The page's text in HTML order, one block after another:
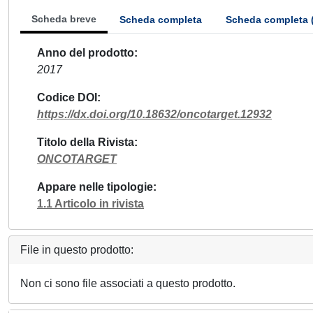
Scheda breve Scheda completa Scheda completa
Anno del prodotto
2017
Codice DOI
https://dx.doi.org/10.18632/oncotarget.12932
Titolo della Rivista
ONCOTARGET
Appare nelle tipologie
1.1 Articolo in rivista
File in questo prodotto:
Non ci sono file associati a questo prodotto.